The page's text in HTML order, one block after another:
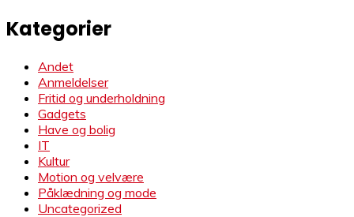
Kategorier
Andet
Anmeldelser
Fritid og underholdning
Gadgets
Have og bolig
IT
Kultur
Motion og velvære
Påklædning og mode
Uncategorized